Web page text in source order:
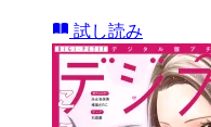
試し読み